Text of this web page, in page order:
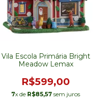
Vila Escola Primária Bright
Meadow Lemax
R$599,00
7x de R$85,57 sem juros